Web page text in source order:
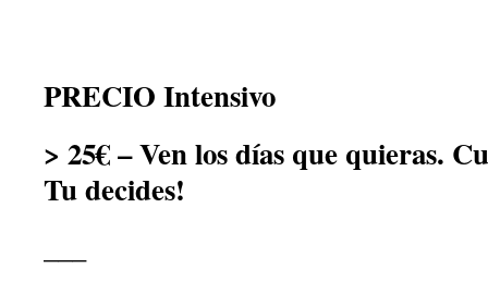
PRECIO Intensivo
> 25€ – Ven los días que quieras.
Tu decides!